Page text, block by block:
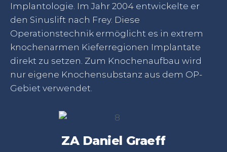
Implantologie. Im Jahr 2004 entwickelte er
den Sinuslift nach Frey. Diese
Operationstechnik ermöglicht es in extrem
knochenarmen Kieferregionen Implantate
direkt zu setzen. Zum Knochenaufbau wird
nur eigene Knochensubstanz aus dem OP-
Gebiet verwendet.
ZA Daniel Graeff